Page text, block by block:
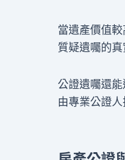
當遺產價值
質疑遺囑的
公證遺囑還
由專業公證